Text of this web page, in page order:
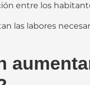
entre los
las labores